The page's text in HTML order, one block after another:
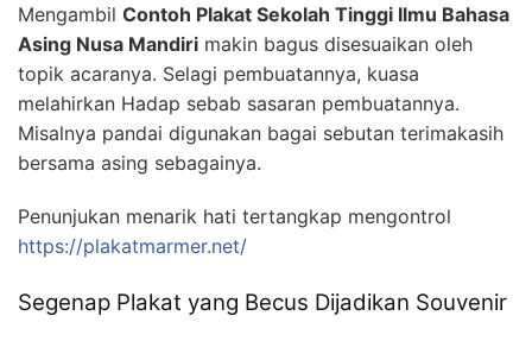
Mengambil Contoh Plakat Sekolah Tinggi Ilmu Bahasa
Asing Nusa Mandiri makin bagus disesuaikan oleh
topik acaranya. Selagi pembuatannya, kuasa
melahirkan Hadap sebab sasaran pembuatannya.
Misalnya pandai digunakan bagai sebutan terimakasih
bersama asing sebagainya.
Penunjukan menarik hati tertangkap mengontrol
https://plakatmarmer.net/
Segenap Plakat yang Becus Dijadikan Souvenir